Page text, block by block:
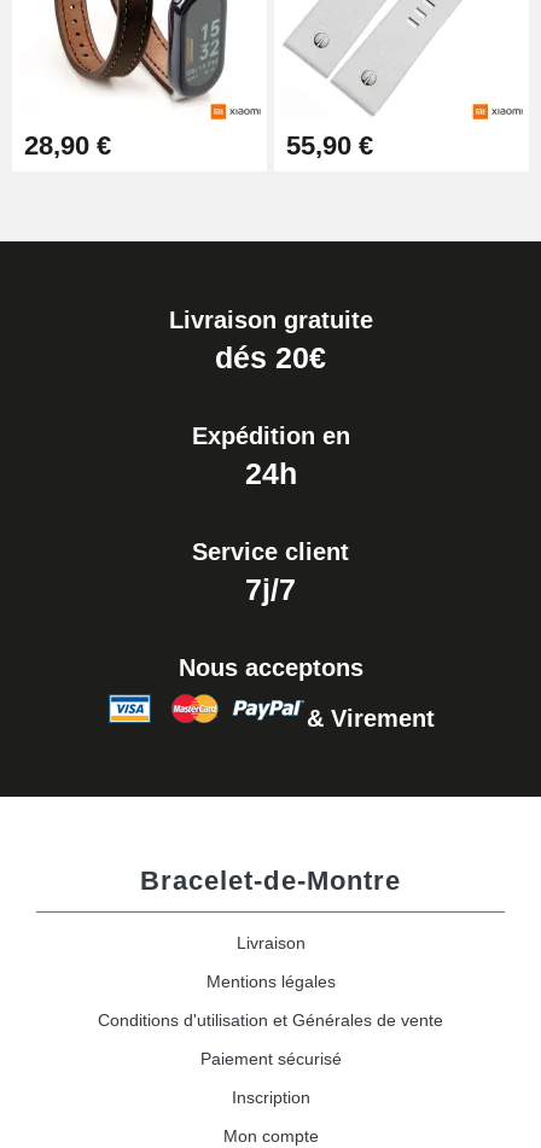
13,90 €
Boîte Pompe Bracelet Montre -
Diamètre 1,50 mm - 8 à 25 mm
Extracteur de Bracelet de
Montre Facile
28,90 € 55,90 €
Livraison gratuite
dés 20€
Expédition en
24h
Service client
7j/7
Nous acceptons
& Virement
Bracelet-de-Montre
Livraison
Mentions légales
Conditions d'utilisation et Générales de vente
Paiement sécurisé
Inscription
Mon compte